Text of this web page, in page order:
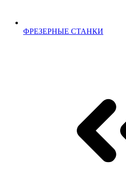
ФРЕЗЕРНЫЕ СТАНКИ